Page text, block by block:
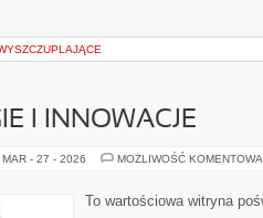
I INNOWACJE
MAR - 27 - 2026 MOŻLIWOŚĆ
To wartościowa witryna